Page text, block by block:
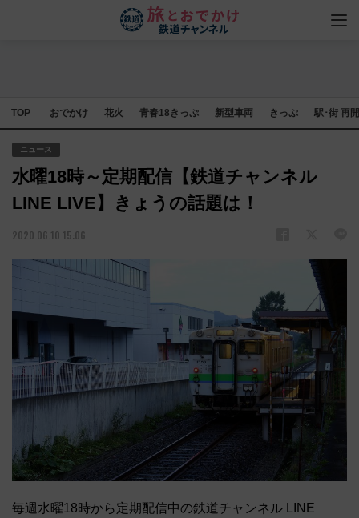
TOP おでかけ 花火 青春18きっぷ 新型車両 きっぷ 駅･街 再
ニュース
水曜18時～定期配信【鉄道チャンネル
LINE LIVE】きょうの話題は！
2020.06.10 15:06
毎週水曜18時から定期配信中の鉄道チャンネル LINE